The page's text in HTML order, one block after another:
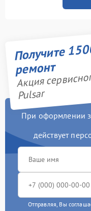
Получите
ремонт
Акция
Pulsar
При оформлении
действует
Отправляя, Вы